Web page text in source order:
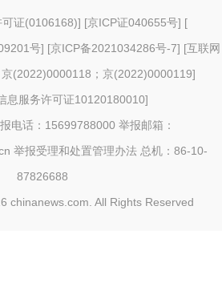
证(0106168)] [京ICP证040655号] [
号] [京ICP备2021034286号-7] [互联网
(2022)0000118；京(2022)0000119]
息服务许可证10120180010]
电话：15699788000 举报邮箱：
举报受理和处置管理办法 总机：86-10-
87826688
chinanews.com. All Rights Reserved